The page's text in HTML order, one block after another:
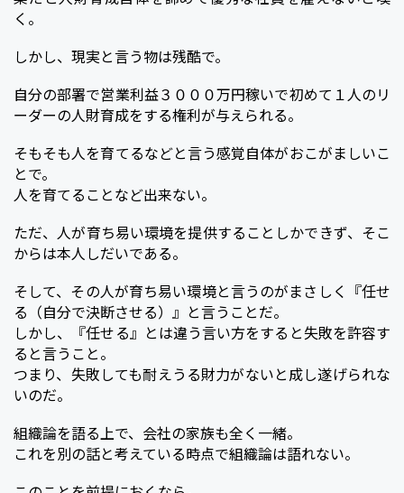
く。
しかし、現実と言う物は残酷で。
自分の部署で営業利益３０００万円稼いで初めて１人のリ
ーダーの人財育成をする権利が与えられる。
そもそも人を育てるなどと言う感覚自体がおこがましいこ
とで。
人を育てることなど出来ない。
ただ、人が育ち易い環境を提供することしかできず、そこ
からは本人しだいである。
そして、その人が育ち易い環境と言うのがまさしく『任せ
る（自分で決断させる）』と言うことだ。
しかし、『任せる』とは違う言い方をすると失敗を許容す
ると言うこと。
つまり、失敗しても耐えうる財力がないと成し遂げられな
いのだ。
組織論を語る上で、会社の家族も全く一緒。
これを別の話と考えている時点で組織論は語れない。